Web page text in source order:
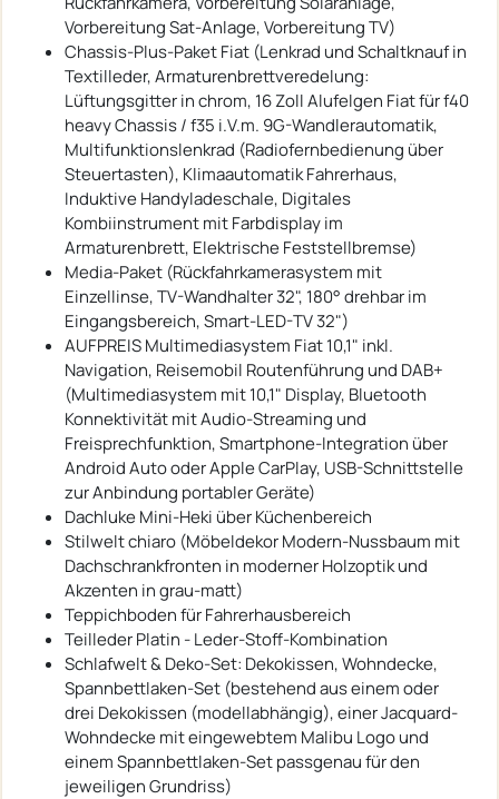
Vorbereitung Sat-Anlage, Vorbereitung TV)
Chassis-Plus-Paket Fiat (Lenkrad und Schaltknauf in
Textilleder, Armaturenbrettveredelung:
Lüftungsgitter in chrom, 16 Zoll Alufelgen Fiat für f40
heavy Chassis / f35 i.V.m. 9G-Wandlerautomatik,
Multifunktionslenkrad (Radiofernbedienung über
Steuertasten), Klimaautomatik Fahrerhaus,
Induktive Handyladeschale, Digitales
Kombiinstrument mit Farbdisplay im
Armaturenbrett, Elektrische Feststellbremse)
Media-Paket (Rückfahrkamerasystem mit
Einzellinse, TV-Wandhalter 32", 180° drehbar im
Eingangsbereich, Smart-LED-TV 32")
AUFPREIS Multimediasystem Fiat 10,1" inkl.
Navigation, Reisemobil Routenführung und DAB+
(Multimediasystem mit 10,1" Display, Bluetooth
Konnektivität mit Audio-Streaming und
Freisprechfunktion, Smartphone-Integration über
Android Auto oder Apple CarPlay, USB-Schnittstelle
zur Anbindung portabler Geräte)
Dachluke Mini-Heki über Küchenbereich
Stilwelt chiaro (Möbeldekor Modern-Nussbaum mit
Dachschrankfronten in moderner Holzoptik und
Akzenten in grau-matt)
Teppichboden für Fahrerhausbereich
Teilleder Platin - Leder-Stoff-Kombination
Schlafwelt & Deko-Set: Dekokissen, Wohndecke,
Spannbettlaken-Set (bestehend aus einem oder
drei Dekokissen (modellabhängig), einer Jacquard-
Wohndecke mit eingewebtem Malibu Logo und
einem Spannbettlaken-Set passgenau für den
jeweiligen Grundriss)